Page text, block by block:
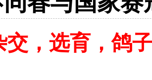
交，选育，鸽